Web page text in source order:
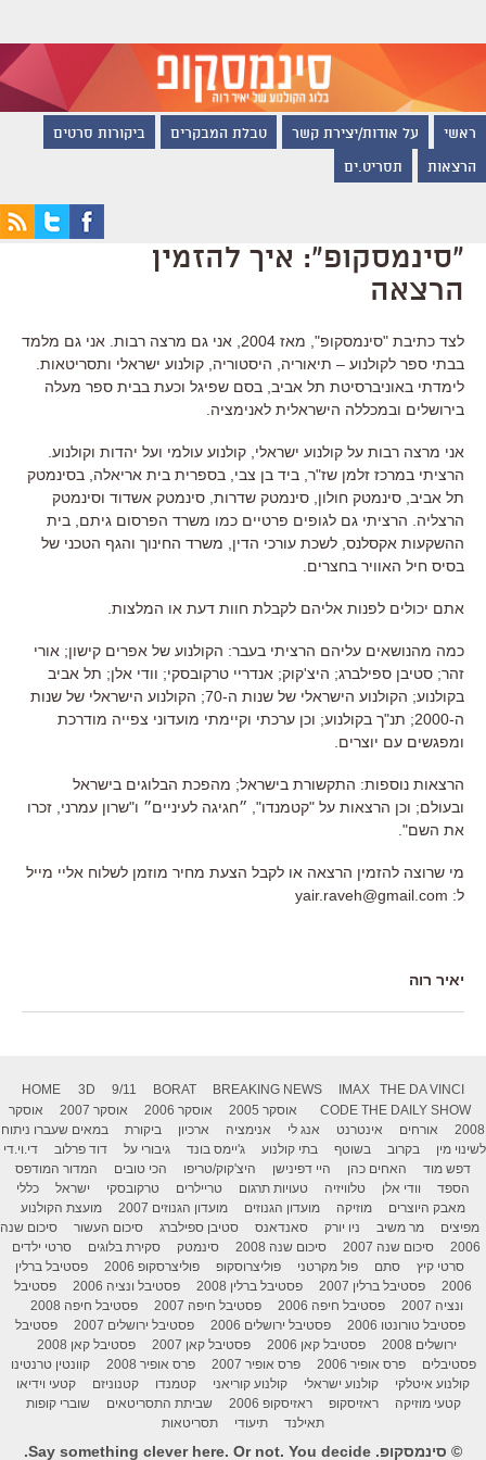
ראשי על אודות/יצירת קשר טבלת המבקרים ביקורות סרטים
הרצאות תסריט.ים
"סינמסקופ": איך להזמין
הרצאה
לצד כתיבת "סינמסקופ", מאז 2004, אני גם מרצה רבות. אני גם מלמד
בבתי ספר לקולנוע – תיאוריה, היסטוריה, קולנוע ישראלי ותסריטאות.
לימדתי באוניברסיטת תל אביב, בסם שפיגל וכעת בבית ספר מעלה
בירושלים ובמכללה הישראלית לאנימציה.
אני מרצה רבות על קולנוע ישראלי, קולנוע עולמי ועל יהדות וקולנוע.
הרציתי במרכז זלמן שז"ר, ביד בן צבי, בספרית בית אריאלה, בסינמטק
תל אביב, סינמטק חולון, סינמטק שדרות, סינמטק אשדוד וסינמטק
הרצליה. הרציתי גם לגופים פרטיים כמו משרד הפרסום גיתם, בית
ההשקעות אקסלנס, לשכת עורכי הדין, משרד החינוך והגף הטכני של
בסיס חיל האוויר בחצרים.
אתם יכולים לפנות אליהם לקבלת חוות דעת או המלצות.
כמה מהנושאים עליהם הרציתי בעבר: הקולנוע של אפרים קישון; אורי
זהר; סטיבן ספילברג; היצ'קוק; אנדריי טרקובסקי; וודי אלן; תל אביב
בקולנוע; הקולנוע הישראלי של שנות ה-70; הקולנוע הישראלי של שנות
ה-2000; תנ"ך בקולנוע; וכן ערכתי וקיימתי מועדוני צפייה מודרכת
ומפגשים עם יוצרים.
הרצאות נוספות: התקשורת בישראל; מהפכת הבלוגים בישראל
ובעולם; וכן הרצאות על "קטמנדו", ״חגיגה לעיניים״ ו"שרון עמרני, זכרו
את השם".
מי שרוצה להזמין הרצאה או לקבל הצעת מחיר מוזמן לשלוח אליי מייל
ל: yair.raveh@gmail.com
יאיר רוה
HOME 3D 9/11 BORAT BREAKING NEWS IMAX
THE DA VINCI
CODE THE DAILY SHOW אוסקר 2005 אוסקר 2006 אוסקר 2007
אוסקר
2008
אורחים אינטרנט אנג לי אנימציה ארכיון ביקורת
במאים שעברו ניתוח
לשינוי מין
בקרוב בשוטף בתי קולנוע ג'יימס בונד גיבורי על דוד פרלוב
די.וי.די
דפש מוד
האחים כהן היי דפינישן היצ'קוק/טריפו הכי טובים
המדור המודפס
הספד
וודי אלן טלוויזיה טעויות תרגום טריילרים טרקובסקי ישראל
כללי
מאבק היוצרים
מוזיקה מועדון הגנוזים מועדון הגנוזים 2007
מועצת הקולנוע
מפיצים
מר משיב ניו יורק סאנדאנס סטיבן ספילברג סיכום העשור
סיכום שנה
2006
סיכום שנה 2007 סיכום שנה 2008 סינמטק סקירת בלוגים
סרטי ילדים
סרטי קיץ
סתם פול מקרטני פוליצרוסקופ פוליצרסקופ 2006
פסטיבל ברלין
2006
פסטיבל ברלין 2007 פסטיבל ברלין 2008 פסטיבל ונציה 2006
פסטיבל
ונציה 2007
פסטיבל חיפה 2006 פסטיבל חיפה 2007
פסטיבל חיפה 2008
פסטיבל טורונטו 2006
פסטיבל ירושלים 2006 פסטיבל ירושלים 2007
פסטיבל
ירושלים 2008
פסטיבל קאן 2006 פסטיבל קאן 2007
פסטיבל קאן 2008
פסטיבלים
פרס אופיר 2006 פרס אופיר 2007 פרס אופיר 2008
קוונטין טרנטינו
קולנוע איטלקי
קולנוע ישראלי קולנוע קוריאני קטמנדו קטנוניזם
קטעי וידיאו
קטעי מוזיקה
ראזיסקופ ראזיסקופ 2006 שביתת התסריטאים
שוברי קופות
תאילנד
תיעודי תסריטאות
© סינמסקופ. Say something clever here. Or not. You decide.